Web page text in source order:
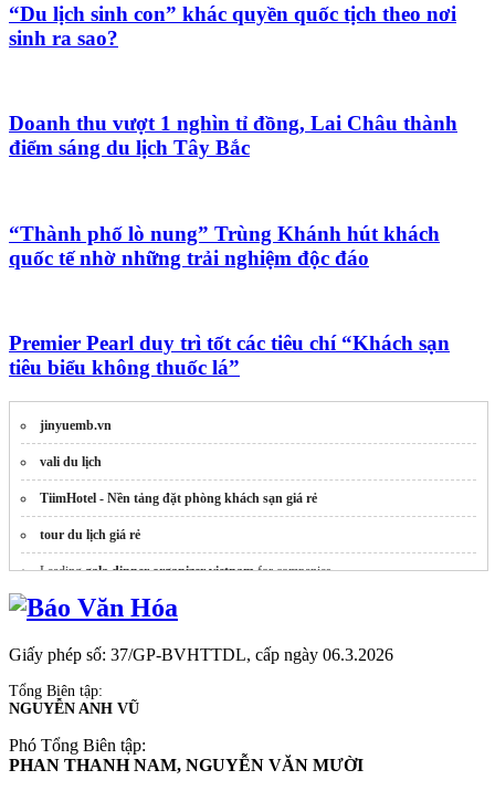
Vé Du Thuyền
“Du lịch sinh con” khác quyền quốc tịch theo nơi
sinh ra sao?
Doanh thu vượt 1 nghìn tỉ đồng, Lai Châu thành
điểm sáng du lịch Tây Bắc
“Thành phố lò nung” Trùng Khánh hút khách
quốc tế nhờ những trải nghiệm độc đáo
Premier Pearl duy trì tốt các tiêu chí “Khách sạn
tiêu biểu không thuốc lá”
jinyuemb.vn
vali du lịch
TiimHotel - Nền tảng đặt phòng khách sạn giá rẻ
tour du lịch giá rẻ
Leadinggala dinner organizer vietnamfor companies
mũ bảo hiểm 1/2 hasafe
Giấy phép số: 37/GP-BVHTTDL, cấp ngày 06.3.2026
Tổng Biên tập:
NGUYỄN ANH VŨ
Phó Tổng Biên tập:
PHAN THANH NAM, NGUYỄN VĂN MƯỜI